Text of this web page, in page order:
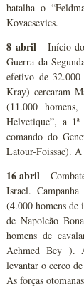
batalha o
Kovacsevics.
8 abril- Início do
Guerra da
efetivo de 32.000
Kray) cercaram
(11.000
Helvetique”, a
comando do
Latour-Foissac).
16 abril –
Israel.
(4.000 homens de
de Napoleão
homens de
Achmed Bey ).
levantar o cerco
As forças